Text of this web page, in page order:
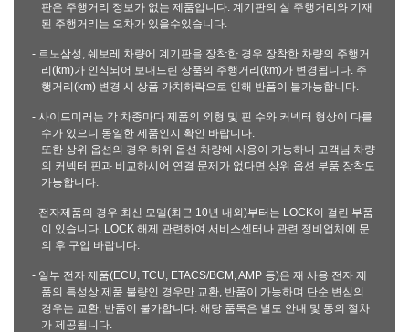
판은 주행거리 정보가 없는 제품입니다. 계기판의 실 주행거리와 기재
된 주행거리는 오차가 있을수있습니다.
- 르노삼성, 쉐보레 차량에 계기판을 장착한 경우 장착한 차량의 주행거
리(km)가 인식되어 보내드린 상품의 주행거리(km)가 변경됩니다. 주
행거리(km) 변경 시 상품 가치하락으로 인해 반품이 불가능합니다.
- 사이드미러는 각 차종마다 제품의 외형 및 핀 수와 커넥터 형상이 다를
수가 있으니 동일한 제품인지 확인 바랍니다.
또한 상위 옵션의 경우 하위 옵션 차량에 사용이 가능하니 고객님 차량
의 커넥터 핀과 비교하시어 연결 문제가 없다면 상위 옵션 부품 장착도
가능합니다.
- 전자제품의 경우 최신 모델(최근 10년 내외)부터는 LOCK이 걸린 부품
이 있습니다. LOCK 해제 관련하여 서비스센터나 관련 정비업체에 문
의 후 구입 바랍니다.
- 일부 전자 제품(ECU, TCU, ETACS/BCM, AMP 등)은 재 사용 전자 제
품의 특성상 제품 불량인 경우만 교환, 반품이 가능하며 단순 변심의
경우는 교환, 반품이 불가합니다. 해당 품목은 별도 안내 및 동의 절차
가 제공됩니다.